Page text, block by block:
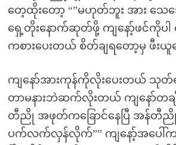
တေ့ထိုးတော့ “”မဟုတ်ဘူး အား သေသေ
ရှေ့တိုးနောက်ဆုတ်ဖို့ ကျနော့်ဖင်ကို
ကစားပေးတယ် စိတ်ချရတော့မှ ဖီး
ကျနော်အားကုန်ကိုလိုးပေးတယ် သု
တာမနားဘဲဆက်လိုးတယ် ကျနော်တချီ
တီညို အဖုတ်ကခြောင်နေပြီ အန်တီညို
ပက်လက်လှန်လိုက်”” ကျနော့်အပေ